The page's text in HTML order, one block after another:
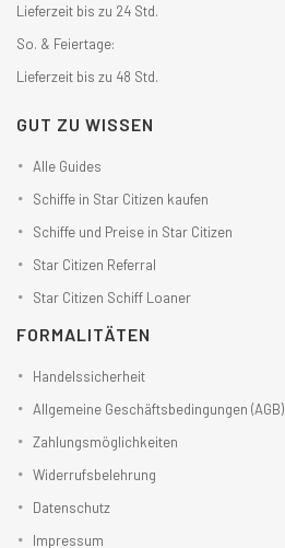
Lieferzeit bis zu 24 Std.
So. & Feiertage:
Lieferzeit bis zu 48 Std.
GUT ZU WISSEN
Alle Guides
Schiffe in Star Citizen kaufen
Schiffe und Preise in Star Citizen
Star Citizen Referral
Star Citizen Schiff Loaner
FORMALITÄTEN
Handelssicherheit
Allgemeine Geschäftsbedingungen (AGB)
Zahlungsmöglichkeiten
Widerrufsbelehrung
Datenschutz
Impressum